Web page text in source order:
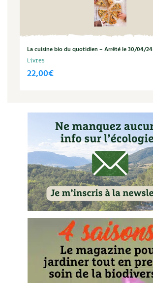
Décoration et petit bricolage
Les plantes et leurs vertus
Société et alternatives
Vivre l’écologie
Protéger la nature
Autonomie
Enfants
Actions pour la planète
Les 4 saisons
Archives
La cuisine bio du quotidien – Arrêté le 30/04/24
Livres
22,00€